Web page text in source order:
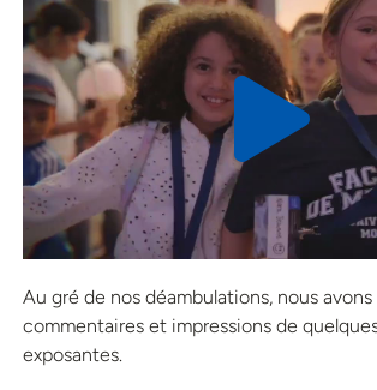
Au gré de nos déambulations, nous
commentaires et impressions de
exposantes.